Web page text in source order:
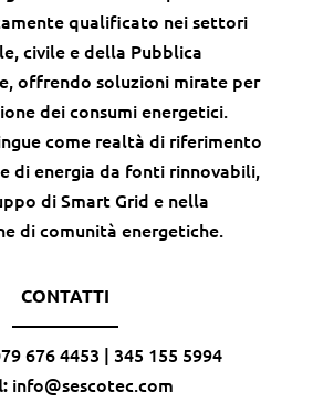
qualificato nei settori
civile e della Pubblica
offrendo soluzioni mirate per
dei consumi energetici.
come realtà di riferimento
di energia da fonti rinnovabili,
di Smart Grid e nella
di comunità energetiche.
CONTATTI
——————
676 4453 | 345 155 5994
info@sescotec.com